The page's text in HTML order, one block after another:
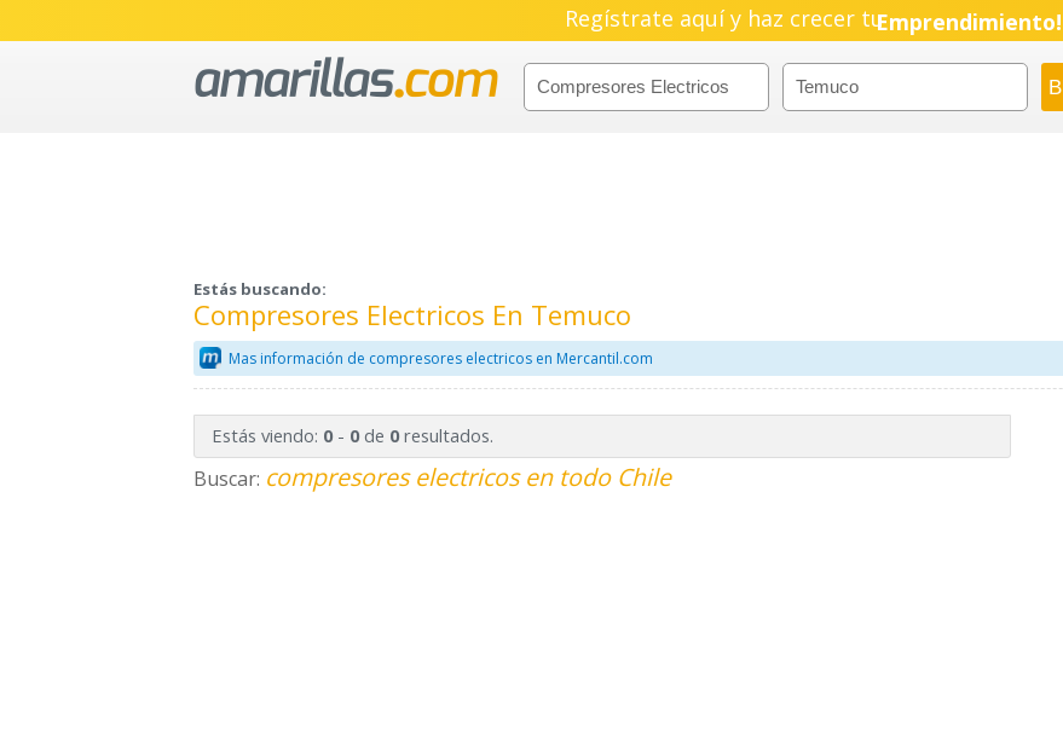
Regístrate aquí y haz crecer tuPyme!
Emprendimiento!
Estás buscando:
Compresores Electricos En Temuco
Mas información de compresores electricos en Mercantil.com
Estás viendo: 0- 0de 0resultados.
Buscar: compresores electricos en todo Chile